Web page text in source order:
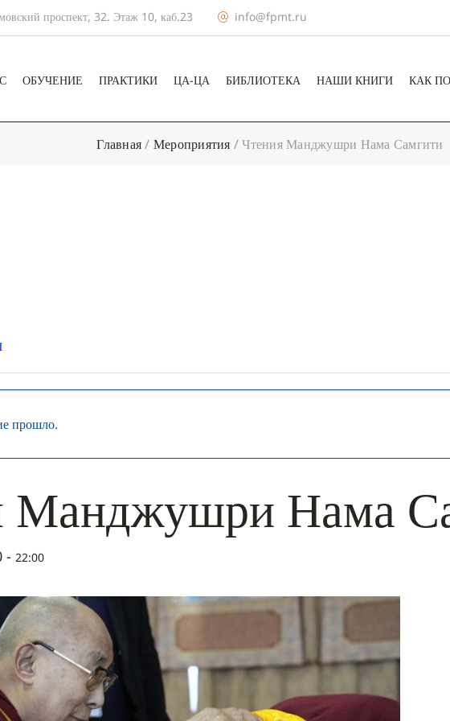
проспект, 32. Этаж 10, каб.23 info@fpmt.ru
ОБУЧЕНИЕ ПРАКТИКИ ЦА-ЦА БИБЛИОТЕКА НАШИ КНИГИ КАК
Главная/ Мероприятия /Чтения Манджушри Нама Самгити
прошло.
Манджушри Нама
- 22:00